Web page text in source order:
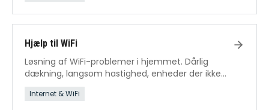
Hjælp til WiFi
Løsning af WiFi-problemer i hjemmet. Dårlig
dækning, langsom hastighed, enheder der ikke
kan forbinde.
Internet & WiFi